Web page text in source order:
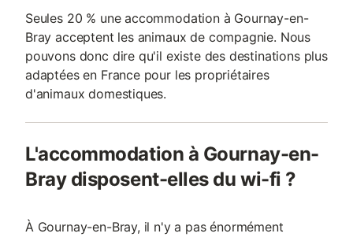
Seules 20 % une accommodation à Gournay-en-
Bray acceptent les animaux de compagnie. Nous
pouvons donc dire qu'il existe des destinations plus
adaptées en France pour les propriétaires
d'animaux domestiques.
L'accommodation à Gournay-en-
Bray disposent-elles du wi-fi ?
À Gournay-en-Bray, il n'y a pas énormément